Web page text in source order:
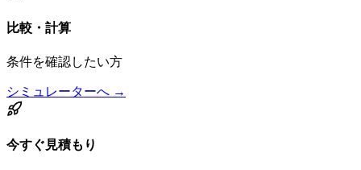
比較・計算
条件を確認したい方
シミュレーターへ →
今すぐ見積もり